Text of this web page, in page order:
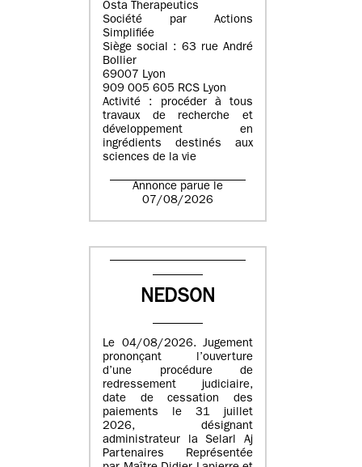
Osta Therapeutics
Société par Actions
Simplifiée
Siège social : 63 rue André
Bollier
69007 Lyon
909 005 605 RCS Lyon
Activité : procéder à tous
travaux de recherche et
développement en
ingrédients destinés aux
sciences de la vie
Annonce parue le
07/08/2026
NEDSON
Le 04/08/2026. Jugement
prononçant l’ouverture
d’une procédure de
redressement judiciaire,
date de cessation des
paiements le 31 juillet
2026, désignant
administrateur la Selarl Aj
Partenaires Représentée